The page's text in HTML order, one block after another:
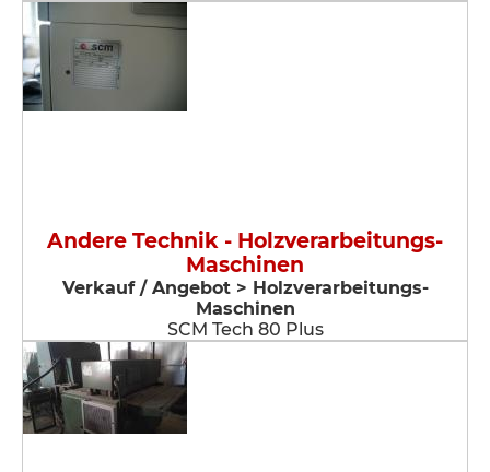
Andere Technik - Holzverarbeitungs-
Maschinen
Verkauf / Angebot > Holzverarbeitungs-
Maschinen
SCM Tech 80 Plus